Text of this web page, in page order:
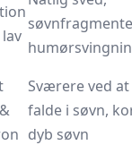
Sværere ved at
falde i søvn,
dyb søvn